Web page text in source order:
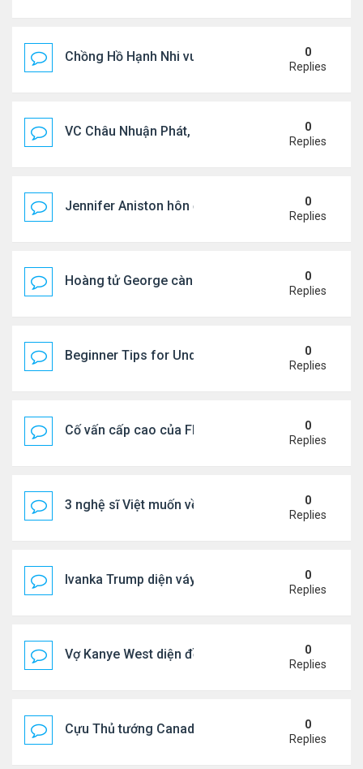
Chồng Hồ Hạnh Nhi vui vẻ ôm người cũ của vợ
0
Replies
VC Châu Nhuận Phát, Lưu Gia Linh viếng vợ cũ ..
0
Replies
Jennifer Aniston hôn đắm đuối bạn trai trên du
0
Replies
Hoàng tử George càng lớn càng điển trai0
Replies
Beginner Tips for Understanding Diablo 4 Items
0
Replies
Cố vấn cấp cao của FIFA từ chức để phán đối
0
Replies
3 nghệ sĩ Việt muốn về VN nhưng số phận an bài
0
Replies
Ivanka Trump diện váy hở eo táo bạo, khoe vòng
0
Replies
Vợ Kanye West diện đồ xẻ bạo, dự tiệc ở đảo Ibiza
0
Replies
Cựu Thủ tướng Canada đắm đuối khóa môi Katy
0
Replies